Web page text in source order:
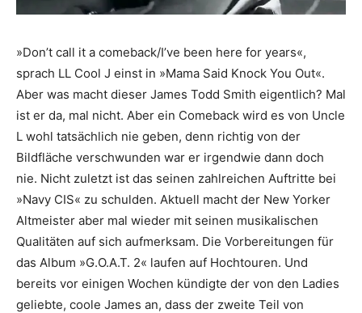
»Don’t call it a comeback/I’ve been here for years«,
sprach LL Cool J einst in »Mama Said Knock You Out«.
Aber was macht dieser James Todd Smith eigentlich? Mal
ist er da, mal nicht. Aber ein Comeback wird es von Uncle
L wohl tatsächlich nie geben, denn richtig von der
Bildfläche verschwunden war er irgendwie dann doch
nie. Nicht zuletzt ist das seinen zahlreichen Auftritte bei
»Navy CIS« zu schulden. Aktuell macht der New Yorker
Altmeister aber mal wieder mit seinen musikalischen
Qualitäten auf sich aufmerksam. Die Vorbereitungen für
das Album »G.O.A.T. 2« laufen auf Hochtouren. Und
bereits vor einigen Wochen kündigte der von den Ladies
geliebte, coole James an, dass der zweite Teil von